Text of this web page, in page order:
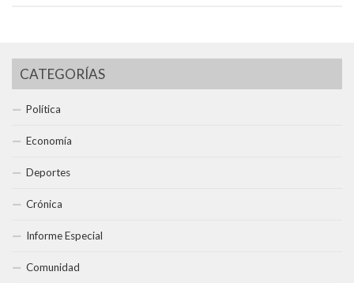
CATEGORÍAS
Política
Economía
Deportes
Crónica
Informe Especial
Comunidad